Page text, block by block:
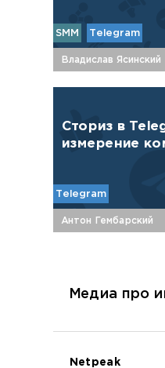
SMM Telegram
Владислав Ясинский
Сториз в
измерение
Telegram
Антон Гембарский
Медиа про
Netpeak